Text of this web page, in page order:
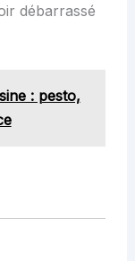
débarrassé
: pesto,